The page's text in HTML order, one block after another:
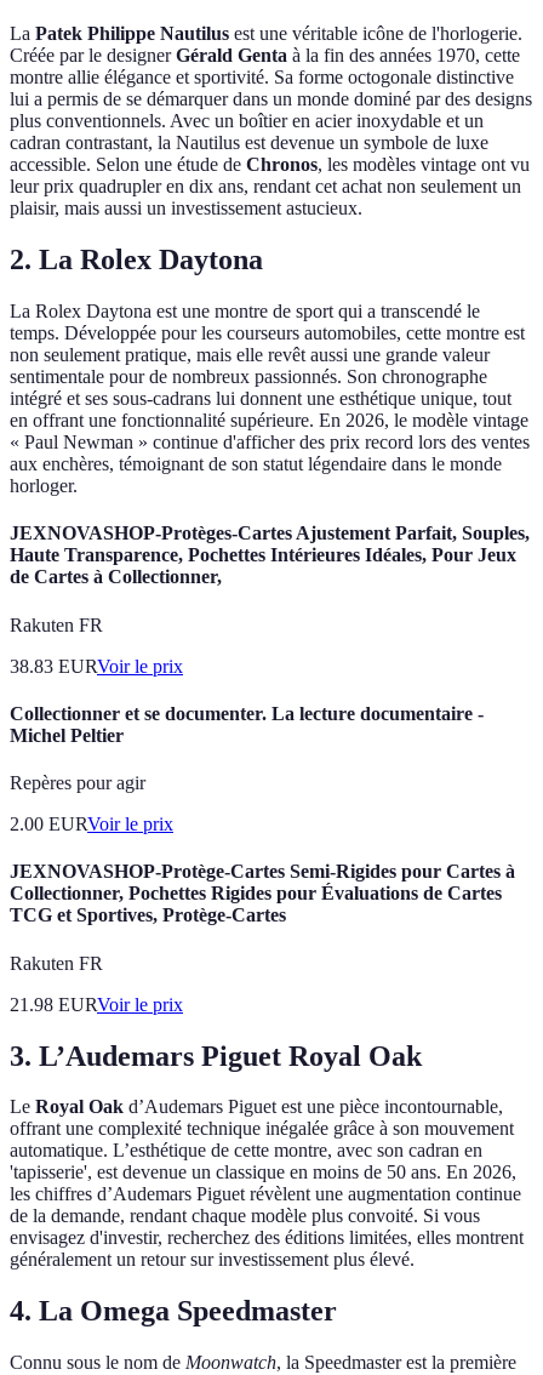
La Patek Philippe Nautilus est une véritable icône de l'horlogerie.
Créée par le designerGérald Genta à la fin des années 1970, cette
montre allie élégance et sportivité. Sa forme octogonale distinctive
lui a permis de se démarquer dans un monde dominé par des designs
plus conventionnels. Avec un boîtier en acier inoxydable et un
cadran contrastant, la Nautilus est devenue un symbole de luxe
accessible. Selon une étude de Chronos, les modèles vintage ont vu
leur prix quadrupler en dix ans, rendant cet achat non seulement un
plaisir, mais aussi un investissement astucieux.
2. La Rolex Daytona
La Rolex Daytona est une montre de sport qui a transcendé le
temps. Développée pour les courseurs automobiles, cette montre est
non seulement pratique, mais elle revêt aussi une grande valeur
sentimentale pour de nombreux passionnés. Son chronographe
intégré et ses sous-cadrans lui donnent une esthétique unique, tout
en offrant une fonctionnalité supérieure. En 2026, le modèle vintage
« Paul Newman » continue d'afficher des prix record lors des ventes
aux enchères, témoignant de son statut légendaire dans le monde
horloger.
JEXNOVASHOP-Protèges-Cartes Ajustement Parfait, Souples,
Haute Transparence, Pochettes Intérieures Idéales, Pour Jeux
de Cartes à Collectionner,
Rakuten FR
38.83 EURVoir le prix
Collectionner et se documenter. La lecture documentaire -
Michel Peltier
Repères pour agir
2.00 EURVoir le prix
JEXNOVASHOP-Protège-Cartes Semi-Rigides pour Cartes à
Collectionner, Pochettes Rigides pour Évaluations de Cartes
TCG et Sportives, Protège-Cartes
Rakuten FR
21.98 EURVoir le prix
3. L’Audemars Piguet Royal Oak
Le Royal Oak d’Audemars Piguet est une pièce incontournable,
offrant une complexité technique inégalée grâce à son mouvement
automatique. L’esthétique de cette montre, avec son cadran en
'tapisserie', est devenue un classique en moins de 50 ans. En 2026,
les chiffres d’Audemars Piguet révèlent une augmentation continue
de la demande, rendant chaque modèle plus convoité. Si vous
envisagez d'investir, recherchez des éditions limitées, elles montrent
généralement un retour sur investissement plus élevé.
4. La Omega Speedmaster
Connu sous le nom de Moonwatch, la Speedmaster est la première